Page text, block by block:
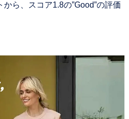
ら、スコア1.8の”Good”の評価